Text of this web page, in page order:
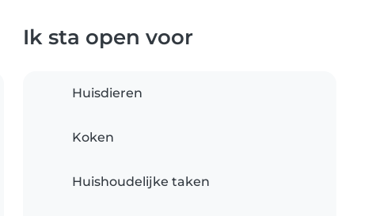
Ik sta open voor
Huisdieren
Koken
Huishoudelijke taken